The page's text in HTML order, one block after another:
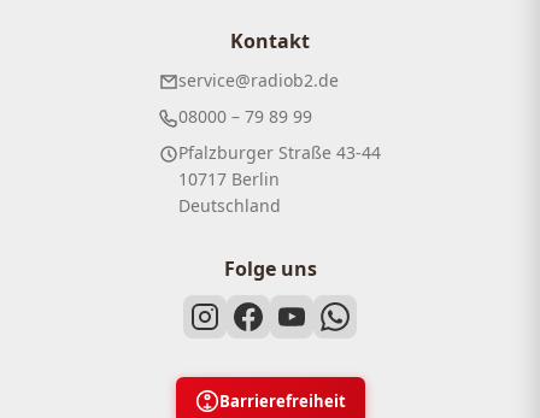
Kontakt
service@radiob2.de
08000 – 79 89 99
Pfalzburger Straße 43-44
10717 Berlin
Deutschland
Folge uns
Barrierefreiheit